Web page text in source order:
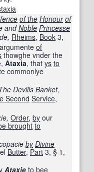
of the Honour of
andNoble Princesse
Rheims, Book 3,
of
thowghe vnder the
Ataxia, thatys to
commonlye
Devills Banket,
Second Service,
Order,by our
brought to
by Divine
Butter, Part 3, § 1,
Ataxie to bee